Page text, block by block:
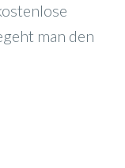
man den